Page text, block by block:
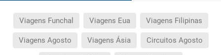
Viagens Funchal Viagens Eua Viagens Filipinas
Viagens Agosto Viagens Ásia Circuitos Agosto